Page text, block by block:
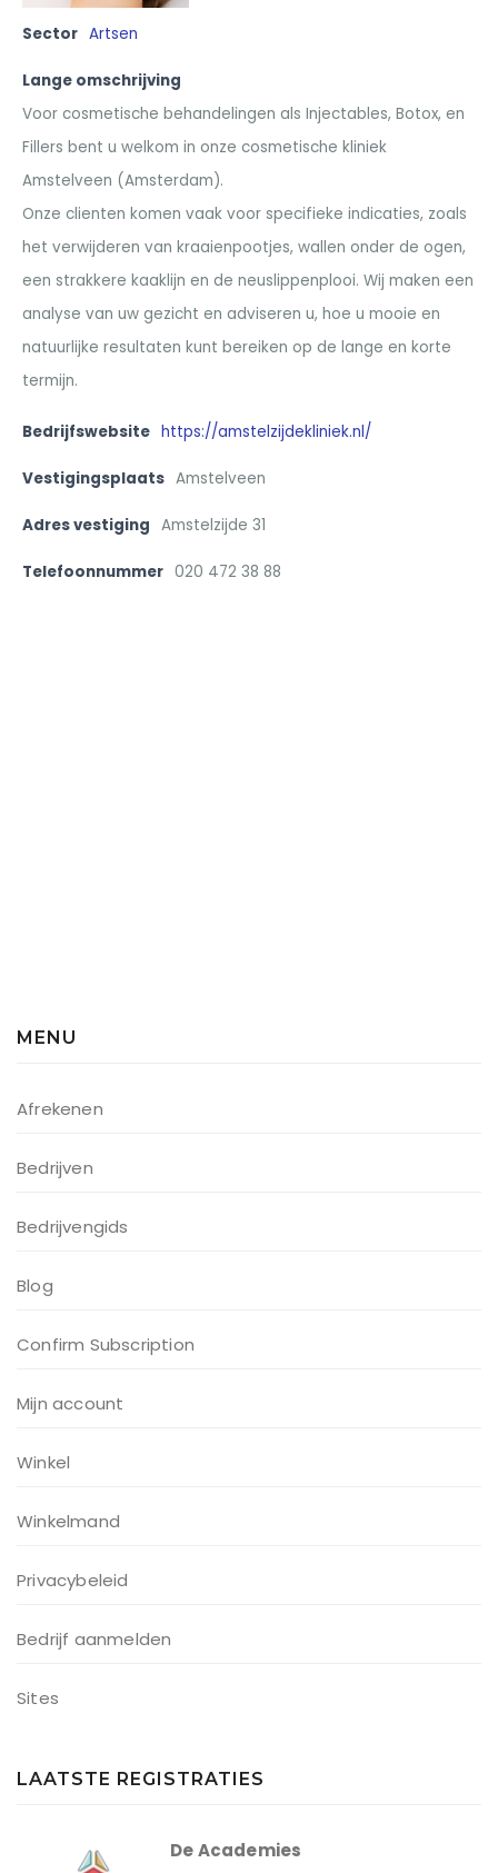
Sector Artsen
Lange omschrijving
Voor cosmetische behandelingen als Injectables, Botox, en
Fillers bent u welkom in onze cosmetische kliniek
Amstelveen (Amsterdam).
Onze clienten komen vaak voor specifieke indicaties, zoals
het verwijderen van kraaienpootjes, wallen onder de ogen,
een strakkere kaaklijn en de neuslippenplooi. Wij maken een
analyse van uw gezicht en adviseren u, hoe u mooie en
natuurlijke resultaten kunt bereiken op de lange en korte
termijn.
Bedrijfswebsite https://amstelzijdekliniek.nl/
Vestigingsplaats Amstelveen
Adres vestiging Amstelzijde 31
Telefoonnummer 020 472 38 88
MENU
Afrekenen
Bedrijven
Bedrijvengids
Blog
Confirm Subscription
Mijn account
Winkel
Winkelmand
Privacybeleid
Bedrijf aanmelden
Sites
LAATSTE REGISTRATIES
De Academies